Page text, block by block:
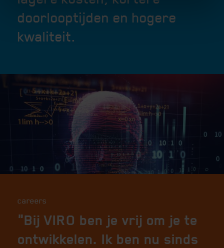
doorlooptijden en hogere
kwaliteit.
careers
"Bij VIRO ben je vrij om je te
ontwikkelen. Ik ben nu sinds